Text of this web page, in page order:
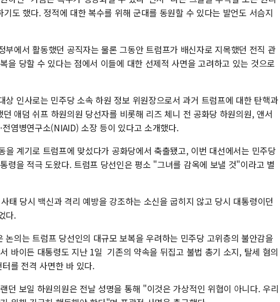
도 했다. 정적에 대한 복수를 위해 군대를 동원할 수 있다는 발언도 서슴지
부에서 활동했던 공직자는 물론 그동안 트럼프가 배신자로 지목했던 전직 관
을 당할 수 있다는 점에서 이들에 대한 선제적 사면을 고려하고 있는 것으로
상 인사로는 민주당 소속 하원 정보 위원장으로서 과거 트럼프에 대한 탄핵과
던 애덤 쉬프 하원의원 당선자를 비롯해 리즈 체니 전 공화당 하원의원, 앤서
염병연구소(NIAID) 소장 등이 있다고 소개했다.
을 계기로 트럼프에 맞섰다가 공화당에서 축출됐고, 이번 대선에서는 민주당
령을 적극 도왔다. 트럼프 당선인은 평소 "그녀를 감옥에 보낼 것"이라고 별
태 당시 백신과 격리 예방을 강조하는 소신을 굽히지 않고 당시 대통령이던
다.
논의는 트럼프 당선인의 대규모 보복을 우려하는 민주당 고위층의 불안감을
바이든 대통령도 지난 1일 기존의 약속을 뒤집고 불법 총기 소지, 탈세 혐의
를 전격 사면한 바 있다.
던 보일 하원의원은 전날 성명을 통해 "이것은 가상적인 위협이 아니다. 우리